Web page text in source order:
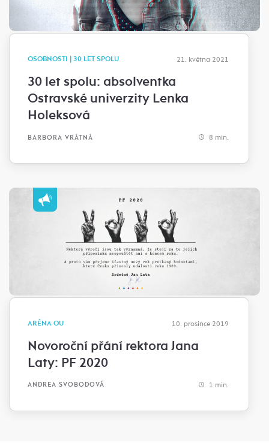
OSOBNOSTI | 30 LET SPOLU 21. května 2021
30 let spolu: absolventka
Ostravské univerzity Lenka
Holeksová
BARBORA VRÁTNÁ 8 min.
ARÉNA OU 10. prosince 2019
Novoroční přání rektora Jana
Laty: PF 2020
ANDREA SVOBODOVÁ 1 min.